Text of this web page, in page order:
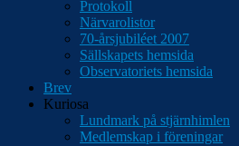
Protokoll
Närvarolistor
70-årsjubiléet 2007
Sällskapets hemsida
Observatoriets hemsida
Brev
Kuriosa
Lundmark på stjärnhimlen
Medlemskap i föreningar